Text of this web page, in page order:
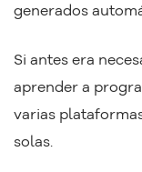
generados
Si antes era
aprender a
varias
solas.